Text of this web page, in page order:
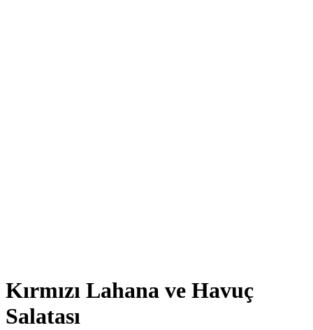
Kırmızı Lahana ve Havuç
Salatası